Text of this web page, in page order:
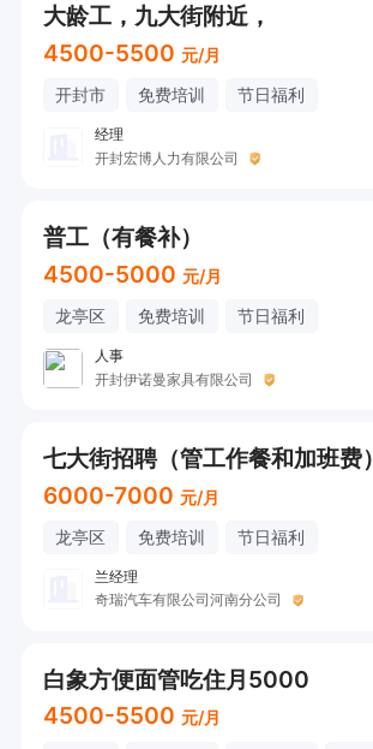
大龄工，九大街附近，
4500-5500 元/月
开封市 免费培训 节日福利
经理
开封宏博人力有限公司
普工（有餐补）
4500-5000 元/月
龙亭区 免费培训 节日福利
人事
开封伊诺曼家具有限公司
七大街招聘（管工作餐和加班费）
6000-7000 元/月
龙亭区 免费培训 节日福利
兰经理
奇瑞汽车有限公司河南分公司
白象方便面管吃住月5000
4500-5500 元/月